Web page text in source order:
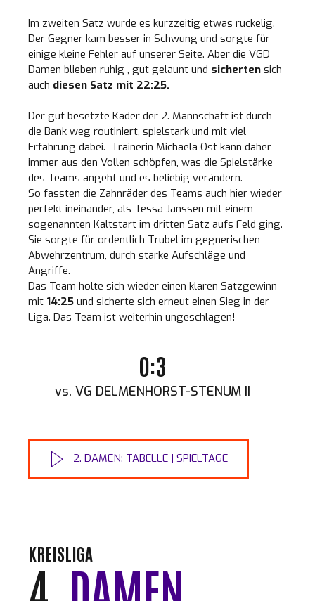
Im zweiten Satz wurde es kurzzeitig etwas ruckelig.
Der Gegner kam besser in Schwung und sorgte für
einige kleine Fehler auf unserer Seite. Aber die VGD
Damen blieben ruhig , gut gelaunt und sicherten sich
auch diesen Satz mit 22:25.
Der gut besetzte Kader der 2. Mannschaft ist durch
die Bank weg routiniert, spielstark und mit viel
Erfahrung dabei. Trainerin Michaela Ost kann daher
immer aus den Vollen schöpfen, was die Spielstärke
des Teams angeht und es beliebig verändern.
So fassten die Zahnräder des Teams auch hier wieder
perfekt ineinander, als Tessa Janssen mit einem
sogenannten Kaltstart im dritten Satz aufs Feld ging.
Sie sorgte für ordentlich Trubel im gegnerischen
Abwehrzentrum, durch starke Aufschläge und
Angriffe.
Das Team holte sich wieder einen klaren Satzgewinn
mit 14:25 und sicherte sich erneut einen Sieg in der
Liga. Das Team ist weiterhin ungeschlagen!
0:3
vs. VG DELMENHORST-STENUM II
2. DAMEN: TABELLE | SPIELTAGE
KREISLIGA
4. DAMEN